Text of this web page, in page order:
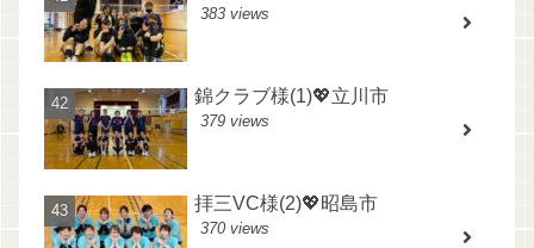
383 views
錦クラブ様(1)💖立川市
379 views
拝三VC様(2)💖昭島市
370 views